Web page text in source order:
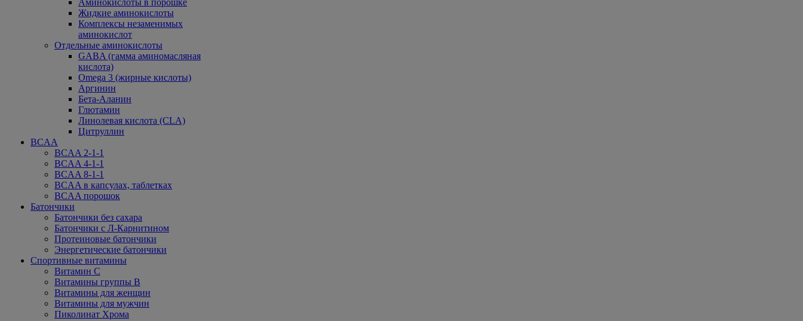
Аминокислоты в порошке
Жидкие аминокислоты
Комплексы незаменимых
аминокислот
Отдельные аминокислоты
GABA (гамма аминомасляная
кислота)
Omega 3 (жирные кислоты)
Аргинин
Бета-Аланин
Глютамин
Линолевая кислота (CLA)
Цитруллин
BCAA
BCAA 2-1-1
BCAA 4-1-1
BCAA 8-1-1
BCAA в капсулах, таблетках
BCAA порошок
Батончики
Батончики без сахара
Батончики с Л-Карнитином
Протеиновые батончики
Энергетические батончики
Спортивные витамины
Витамин С
Витамины группы В
Витамины для женщин
Витамины для мужчин
Пиколинат Хрома